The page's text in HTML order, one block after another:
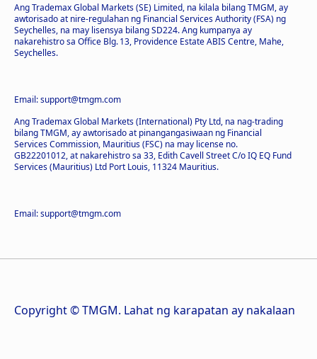
Ang Trademax Global Markets (SE) Limited, na kilala bilang TMGM, ay
awtorisado at nire-regulahan ng Financial Services Authority (FSA) ng
Seychelles, na may lisensya bilang SD224. Ang kumpanya ay
nakarehistro sa Office Blg. 13, Providence Estate ABIS Centre, Mahe,
Seychelles.
Email: support@tmgm.com
Ang Trademax Global Markets (International) Pty Ltd, na nag-trading
bilang TMGM, ay awtorisado at pinangangasiwaan ng Financial
Services Commission, Mauritius (FSC) na may license no.
GB22201012, at nakarehistro sa 33, Edith Cavell Street C/o IQ EQ Fund
Services (Mauritius) Ltd Port Louis, 11324 Mauritius.
Email: support@tmgm.com
Copyright © TMGM. Lahat ng karapatan ay nakalaan